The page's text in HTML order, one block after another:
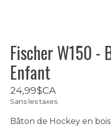
Fischer W150 -
Enfant
24,99$CA
Sans les taxes
Bâton de Hockey en